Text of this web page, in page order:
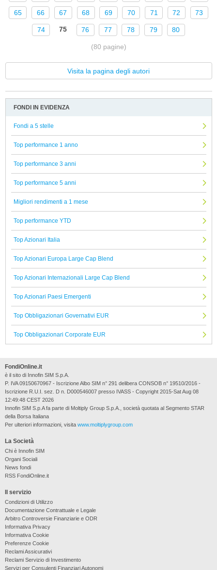
65 66 67 68 69 70 71 72 73
74 75 76 77 78 79 80
(80 pagine)
Visita la pagina degli autori
FONDI IN EVIDENZA
Fondi a 5 stelle
Top performance 1 anno
Top performance 3 anni
Top performance 5 anni
Migliori rendimenti a 1 mese
Top performance YTD
Top Azionari Italia
Top Azionari Europa Large Cap Blend
Top Azionari Internazionali Large Cap Blend
Top Azionari Paesi Emergenti
Top Obbligazionari Governativi EUR
Top Obbligazionari Corporate EUR
La Società
Chi è Innofin SIM
Organi Sociali
News fondi
RSS FondiOnline.it
Il servizio
Condizioni di Utilizzo
Documentazione Contrattuale e Legale
Arbitro Controversie Finanziarie e ODR
Informativa Privacy
Informativa Cookie
Preferenze Cookie
Reclami Assicurativi
Reclami Servizio di Investimento
Servizi per Consulenti Finanziari Autonomi
FondiOnline.it
è il sito di Innofin SIM S.p.A.
P. IVA 09150670967 - Iscrizione Albo SIM n° 291 delibera CONSOB n° 19510/2016 -
Iscrizione R.U.I. sez. D n. D000546007 presso IVASS - Copyright 2015-Sat Aug 08
12:49:48 CEST 2026
Innofin SIM S.p.A fa parte di Moltiply Group S.p.A., società quotata al Segmento STAR
della Borsa Italiana
Per ulteriori informazioni, visita www.moltiplygroup.com